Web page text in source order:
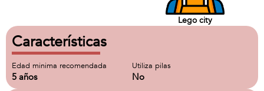
Lego city
Características
Edad minima recomendada
5 años
Utiliza pilas
No